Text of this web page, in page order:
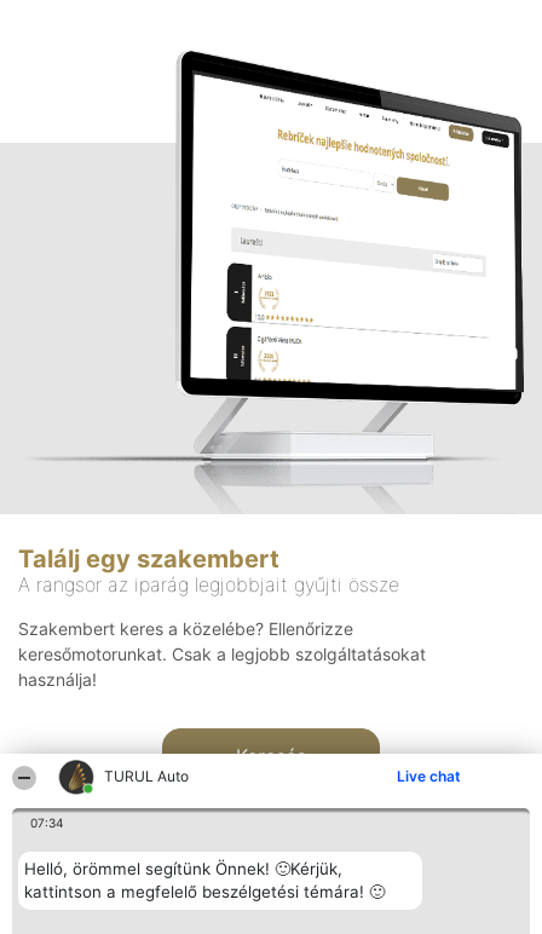
TURUL Auto Live chat
07:34
Helló, örömmel segítünk Önnek! 🙂Kérjük,
kattintson a megfelelő beszélgetési témára! 🙂
Találj egy szakembert
A rangsor az iparág legjobbjait gyűjti össze
Szakembert keres a közelébe? Ellenőrizze
keresőmotorunkat. Csak a legjobb szolgáltatásokat
használja!
Keresés